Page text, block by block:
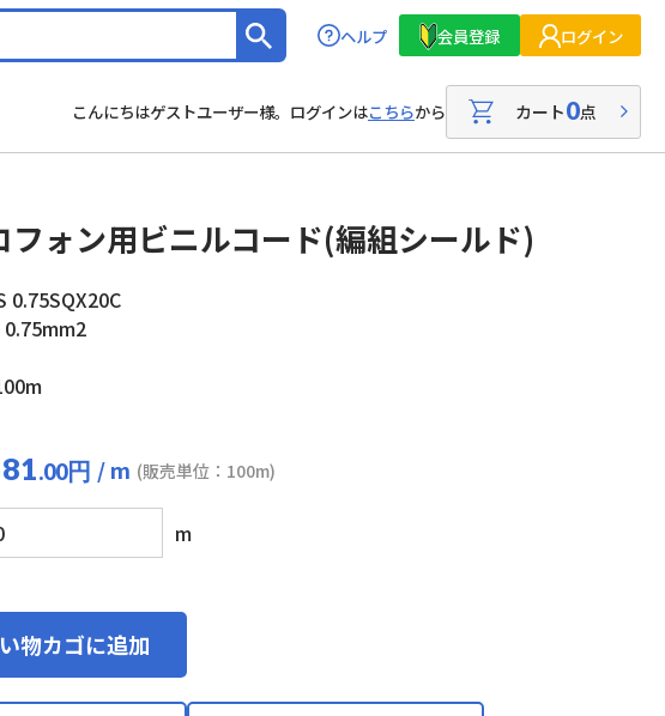
ヘルプ 会員登録 ログイン
こんにちはゲストユーザー様。ログインはこちらから カート0点
フォン用ビニルコード(編組シールド)
0.75SQX20C
.00円 / m (販売単位：100m)
m
物カゴに追加